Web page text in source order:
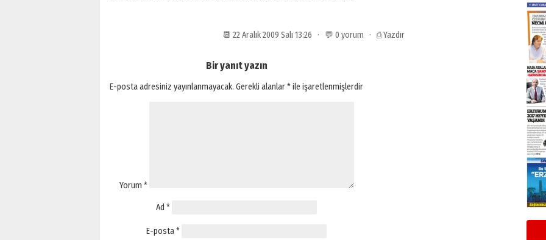
📆 22 Aralık 2009 Salı 13:26 · 💬 0 yorum · ⎙ Yazdır
Bir yanıt yazın
E-posta adresiniz yayınlanmayacak. Gerekli alanlar*ile işaretlenmişlerdir
Yorum *
Ad *
E-posta*